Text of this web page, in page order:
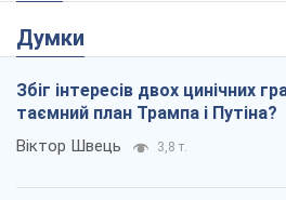
Думки
Збіг інтересів двох цинічних
таємний план Трампа і Путіна?
Віктор Швець 3,8 т.